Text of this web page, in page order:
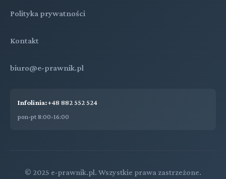
Polityka prywatności
Kontakt
biuro@e-prawnik.pl
Infolinia:+48 882 552 524
pon-pt 8:00-16:00
© 2025 e-prawnik.pl. Wszystkie prawa zastrzeżone.